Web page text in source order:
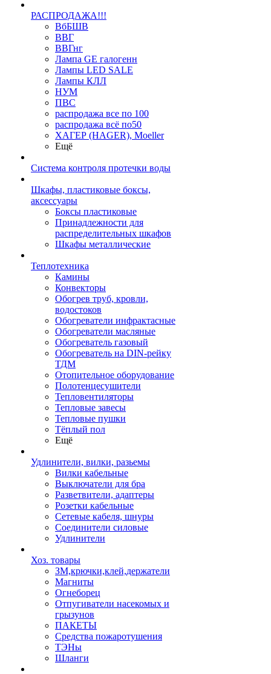
РАСПРОДАЖА!!!
ВбБШВ
ВВГ
ВВГнг
Лампа GE галогенн
Лампы LED SALE
Лампы КЛЛ
НУМ
ПВС
распродажа все по 100
распродажа всё по50
ХАГЕР (HAGER), Moeller
Ещё
Система контроля протечки воды
Шкафы, пластиковые боксы,
аксессуары
Боксы пластиковые
Принадлежности для
распределительных шкафов
Шкафы металлические
Теплотехника
Камины
Конвекторы
Обогрев труб, кровли,
водостоков
Обогреватели инфрактасные
Обогреватели масляные
Обогреватель газовый
Обогреватель на DIN-рейку
ТДМ
Отопительное оборудование
Полотенцесушители
Тепловентиляторы
Тепловые завесы
Тепловые пушки
Тёплый пол
Ещё
Удлинители, вилки, разьемы
Вилки кабельные
Выключатели для бра
Разветвители, адаптеры
Розетки кабельные
Сетевые кабеля, шнуры
Соединители силовые
Удлинители
Хоз. товары
ЗМ,крючки,клей,держатели
Магниты
Огнеборец
Отпугиватели насекомых и
грызунов
ПАКЕТЫ
Средства пожаротушения
ТЭНы
Шланги